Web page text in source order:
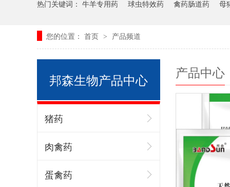
热门关键词： 牛羊专用药 球虫特效药 禽药肠道药 母
您的位置： 首页 > 产品频道
产品中心
邦森生物产品中心
猪药
肉禽药
蛋禽药